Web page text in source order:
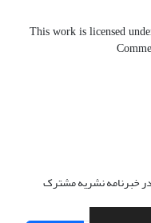
This work is licensed
در خبرنامه نشریه مشترک